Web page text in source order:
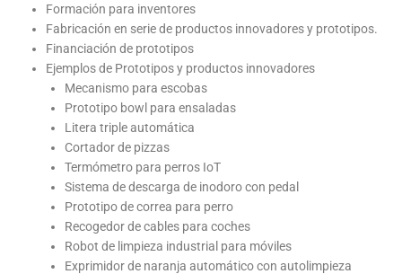
Formación para inventores
Fabricación en serie de productos innovadores y prototipos.
Financiación de prototipos
Ejemplos de Prototipos y productos innovadores
Mecanismo para escobas
Prototipo bowl para ensaladas
Litera triple automática
Cortador de pizzas
Termómetro para perros IoT
Sistema de descarga de inodoro con pedal
Prototipo de correa para perro
Recogedor de cables para coches
Robot de limpieza industrial para móviles
Exprimidor de naranja automático con autolimpieza